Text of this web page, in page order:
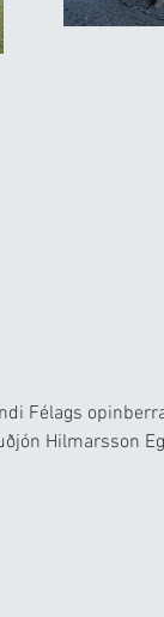
Félags
Hilmarsson